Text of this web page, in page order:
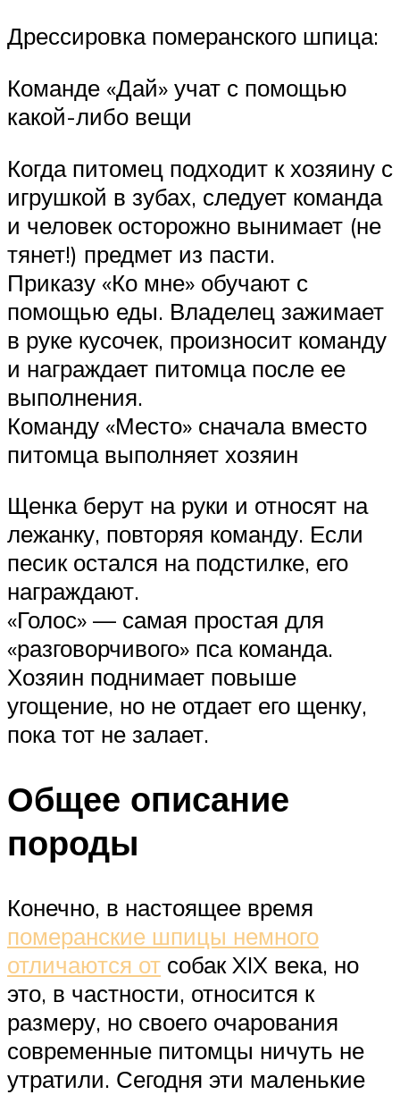
Дрессировка померанского шпица:
Команде «Дай» учат с помощью
какой-либо вещи
Когда питомец подходит к хозяину с
игрушкой в зубах, следует команда
и человек осторожно вынимает (не
тянет!) предмет из пасти.
Приказу «Ко мне» обучают с
помощью еды. Владелец зажимает
в руке кусочек, произносит команду
и награждает питомца после ее
выполнения.
Команду «Место» сначала вместо
питомца выполняет хозяин
Щенка берут на руки и относят на
лежанку, повторяя команду. Если
песик остался на подстилке, его
награждают.
«Голос» — самая простая для
«разговорчивого» пса команда.
Хозяин поднимает повыше
угощение, но не отдает его щенку,
пока тот не залает.
Общее описание
породы
Конечно, в настоящее время
померанские шпицы немного
отличаются от собак XIX века, но
это, в частности, относится к
размеру, но своего очарования
современные питомцы ничуть не
утратили. Сегодня эти маленькие